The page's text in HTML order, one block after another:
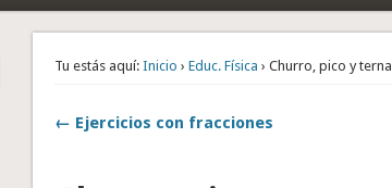
Tu estás aquí: Inicio ›Educ. Física › Churro, pico y terna
← Ejercicios con fracciones